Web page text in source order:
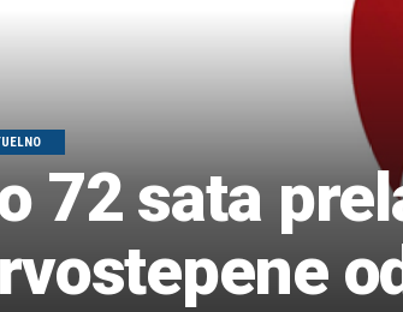
72 sata